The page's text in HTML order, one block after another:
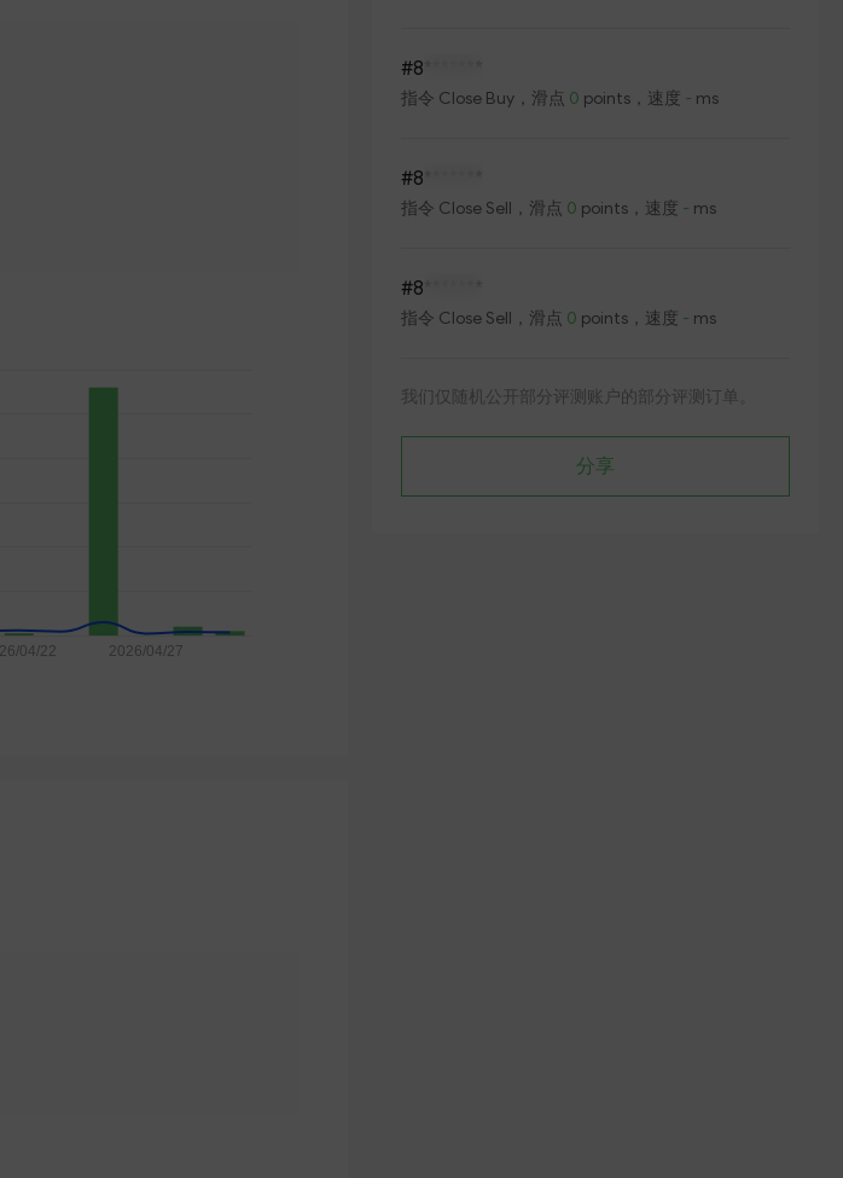
#8
指令 Close Buy ，滑点 0 points，速度 - ms
#8
指令 Close Sell ，滑点 0 points，速度 - ms
#8
指令 Close Sell ，滑点 0 points，速度 - ms
我们仅随机公开部分评测账户的部分评测订单。
分享